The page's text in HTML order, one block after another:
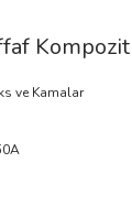
Kompozit
ve Kamalar